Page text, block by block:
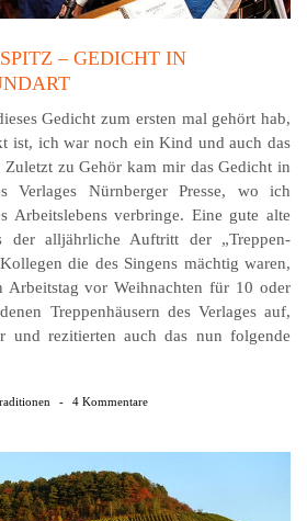
– GEDICHT IN
Gedicht zum ersten mal gehört hab,
ist, ich war noch ein Kind und auch das
Zuletzt zu Gehör kam mir das Gedicht in
Verlages Nürnberger Presse, wo ich
Arbeitslebens verbringe. Eine gute alte
der alljährliche Auftritt der „Treppen­
die des Singens mächtig waren,
Arbeits­tag vor Weih­nachten für 10 oder
Treppen­häusern des Verlages auf,
und rezi­tierten auch das nun folgende
- 4 Kommentare